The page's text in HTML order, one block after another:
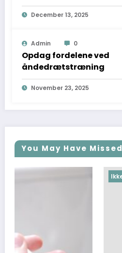
December 13, 2025
Admin 0
Opdag fordelene ved
åndedrætstræning
November 23, 2025
You May Have Missed